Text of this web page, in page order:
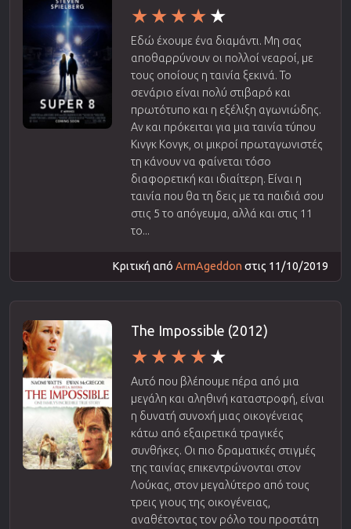
Εδώ έχουμε ένα διαμάντι. Μη σας
αποθαρρύνουν οι πολλοί νεαροί, με
τους οποίους η ταινία ξεκινά. Το
σενάριο είναι πολύ στιβαρό και
πρωτότυπο και η εξέλιξη αγωνιώδης.
Αν και πρόκειται για μια ταινία τύπου
Κινγκ Κονγκ, οι μικροί πρωταγωνιστές
τη κάνουν να φαίνεται τόσο
διαφορετική και ιδιαίτερη. Είναι η
ταινία που θα τη δεις με τα παιδιά σου
στις 5 το απόγευμα, αλλά και στις 11
το...
Κριτική από ArmAgeddon στις 11/10/2019
The Impossible (2012)
Αυτό που βλέπουμε πέρα από μια
μεγάλη και αληθινή καταστροφή, είναι
η δυνατή συνοχή μιας οικογένειας
κάτω από εξαιρετικά τραγικές
συνθήκες. Οι πιο δραματικές στιγμές
της ταινίας επικεντρώνονται στον
Λούκας, στον μεγαλύτερο από τους
τρεις γιους της οικογένειας,
αναθέτοντας τον ρόλο του προστάτη